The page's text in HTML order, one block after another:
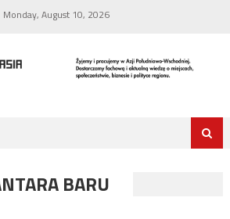
Monday, August 10, 2026
BARU